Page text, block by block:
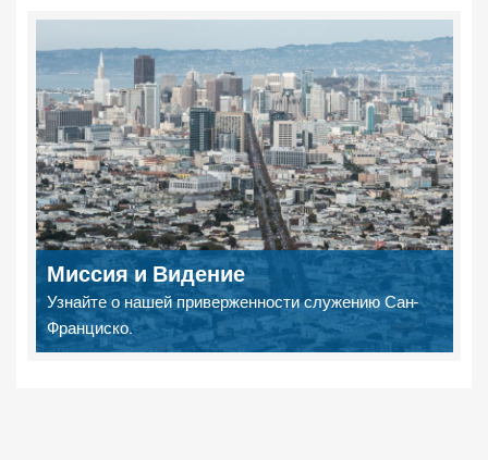
Миссия и Видение
Узнайте о нашей приверженности служению Сан-
Франциско.